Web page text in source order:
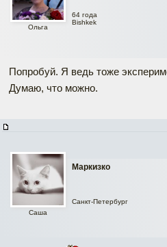
Ольга
64 года
Bishkek
Попробуй. Я ведь тоже
Думаю, что можно.
Маркизко
Саша
Санкт-Петербург